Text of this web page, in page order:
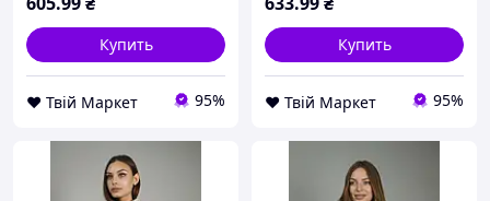
Купить
❤️ Твій Маркет 95%
Купить
❤️ Твій Маркет 95%